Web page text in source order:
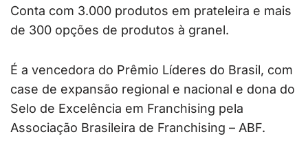
Conta com 3.000 produtos em prateleira e mais
de 300 opções de produtos à granel.
É a vencedora do Prêmio Líderes do Brasil, com
case de expansão regional e nacional e dona do
Selo de Excelência em Franchising pela
Associação Brasileira de Franchising – ABF.